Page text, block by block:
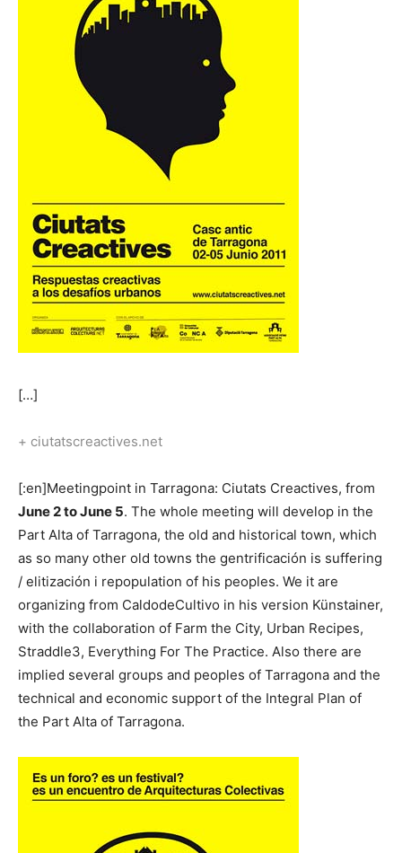
[…]
+ ciutatscreactives.net
[:en]Meetingpoint in Tarragona: Ciutats Creactives, from
June 2 to June 5. The whole meeting will develop in the
Part Alta of Tarragona, the old and historical town, which
as so many other old towns the gentrificación is suffering
/ elitización i repopulation of his peoples. We it are
organizing from CaldodeCultivo in his version Künstainer,
with the collaboration of Farm the City, Urban Recipes,
Straddle3, Everything For The Practice. Also there are
implied several groups and peoples of Tarragona and the
technical and economic support of the Integral Plan of
the Part Alta of Tarragona.